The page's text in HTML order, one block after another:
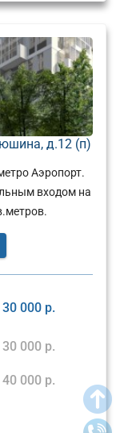
д.12 (п)
Аэропорт.
входом на
30 000 р.
30 000 р.
40 000 р.